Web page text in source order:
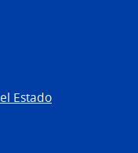
Estado